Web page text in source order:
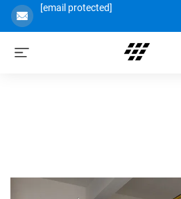
[email protected]